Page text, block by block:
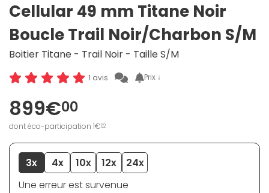
Cellular 49 mm Titane Noir
Boucle Trail Noir/Charbon S/M
Boitier Titane - Trail Noir - Taille S/M
1 avis Prix ↓
899€00
dont éco-participation 1€02
3x 4x 10x 12x
24x
Une erreur est survenue